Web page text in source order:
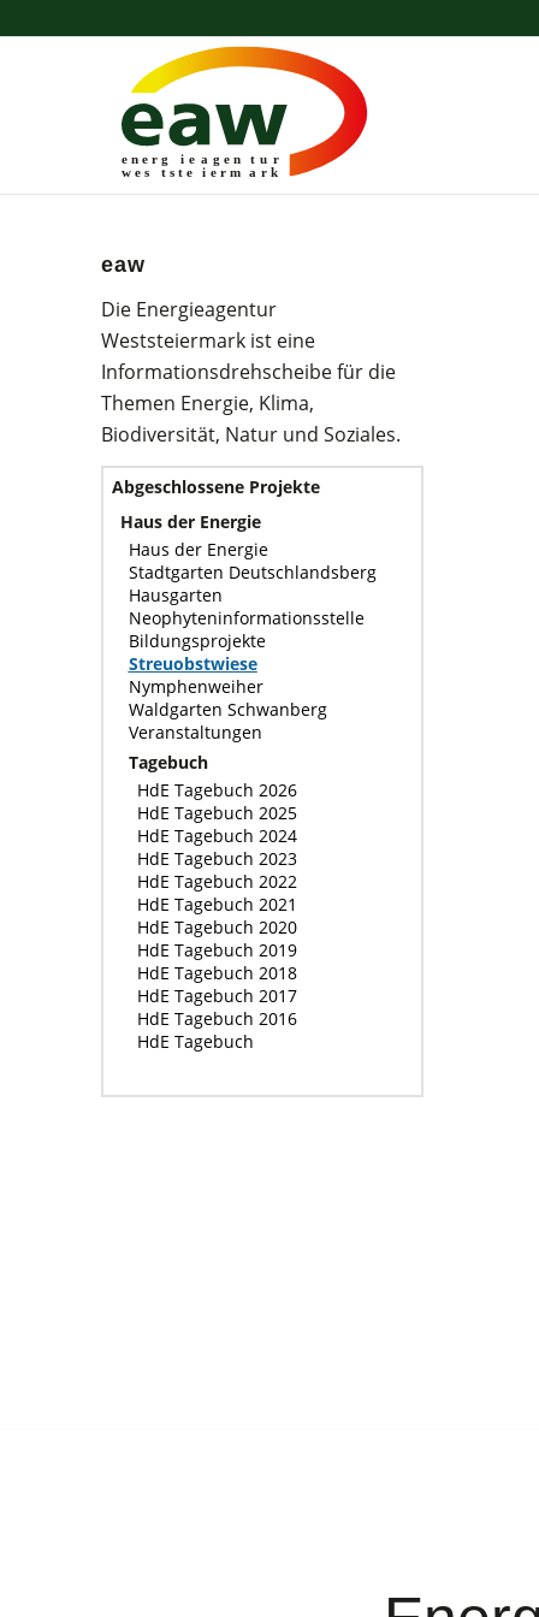
energ i e a gen t u r
wes t ste i erm a r k
eaw
Die Energieagentur
Weststeiermark ist eine
Informationsdrehscheibe für die
Themen Energie, Klima,
Biodiversität, Natur und Soziales.
Abgeschlossene Projekte
Haus der Energie
Haus der Energie
Stadtgarten Deutschlandsberg
Hausgarten
Neophyteninformationsstelle
Bildungsprojekte
Streuobstwiese
Nymphenweiher
Waldgarten Schwanberg
Veranstaltungen
Tagebuch
HdE Tagebuch 2026
HdE Tagebuch 2025
HdE Tagebuch 2024
HdE Tagebuch 2023
HdE Tagebuch 2022
HdE Tagebuch 2021
HdE Tagebuch 2020
HdE Tagebuch 2019
HdE Tagebuch 2018
HdE Tagebuch 2017
HdE Tagebuch 2016
HdE Tagebuch